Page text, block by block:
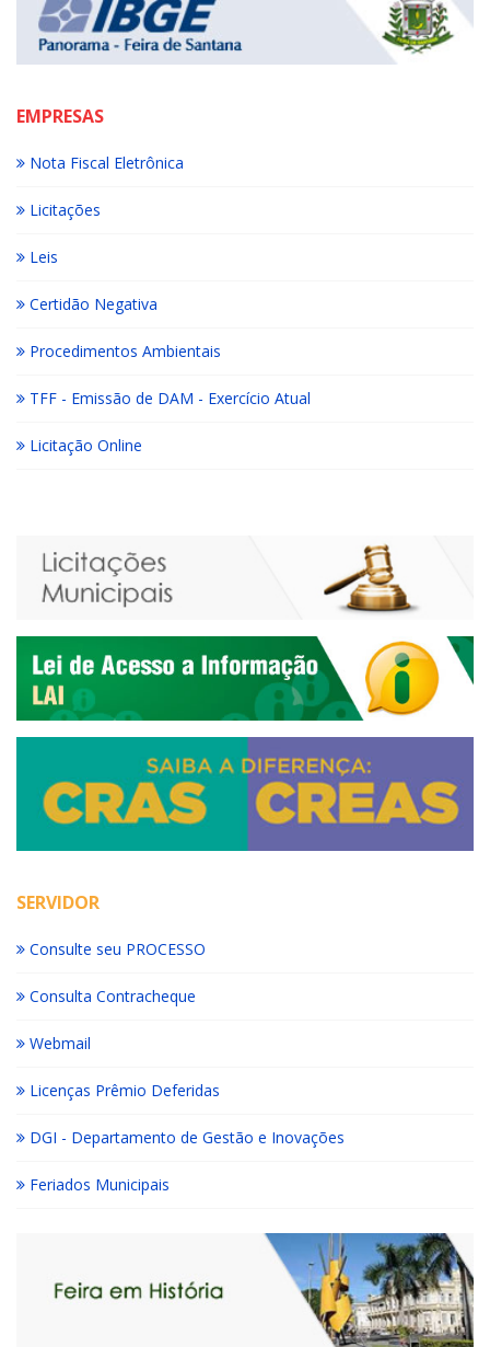
EMPRESAS
Nota Fiscal Eletrônica
Licitações
Leis
Certidão Negativa
Procedimentos Ambientais
TFF - Emissão de DAM - Exercício Atual
Licitação Online
SERVIDOR
Consulte seu PROCESSO
Consulta Contracheque
Webmail
Licenças Prêmio Deferidas
DGI - Departamento de Gestão e Inovações
Feriados Municipais